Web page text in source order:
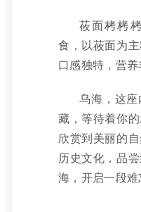
莜面栲栲
食，以莜面为
口感独特，营养
乌海，这
藏，等待着你
欣赏到美丽的
历史文化，品
海，开启一段难